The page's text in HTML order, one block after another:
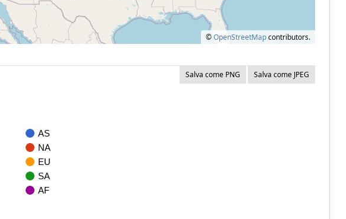
©OpenStreetMapcontributors.
Salva come PNG
Salva come JPEG
AS
NA
EU
SA
AF